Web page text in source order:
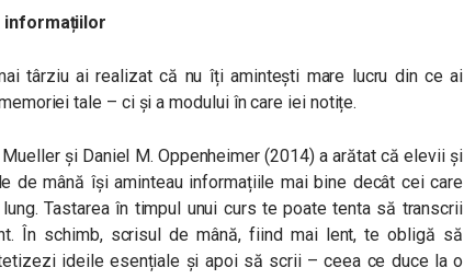
informațiilor
târziu ai realizat că nu îți amintești mare lucru din ce ai
tale – ci și a modului în care iei notițe.
și Daniel M. Oppenheimer (2014) a arătat că elevii și
de mână își aminteau informațiile mai bine decât cei care
Tastarea în timpul unui curs te poate tenta să transcrii
În schimb, scrisul de mână, fiind mai lent, te obligă să
ideile esențiale și apoi să scrii – ceea ce duce la o